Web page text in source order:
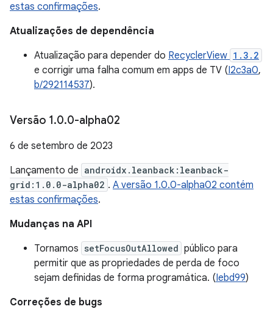
estas confirmações.
Atualizações de dependência
Atualização para depender do RecyclerView 1.3.2
e corrigir uma falha comum em apps de TV (I2c3a0,
b/292114537).
Versão 1.0.0-alpha02
6 de setembro de 2023
Lançamento de androidx.leanback:leanback-
grid:1.0.0-alpha02 . A versão 1.0.0-alpha02 contém
estas confirmações.
Mudanças na API
Tornamos setFocusOutAllowed público para
permitir que as propriedades de perda de foco
sejam definidas de forma programática. (Iebd99)
Correções de bugs